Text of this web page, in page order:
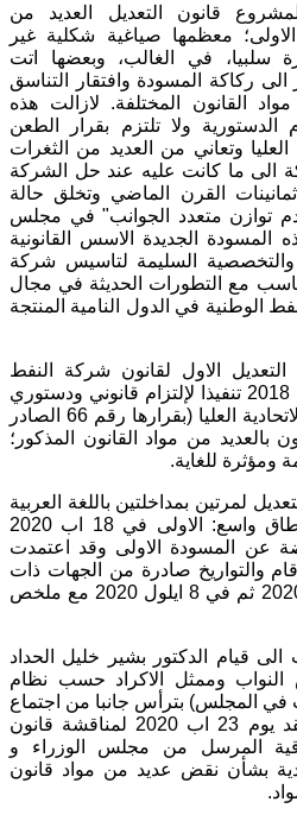
قانون التعديل العديد من
الاولى؛ معظمها صياغية شكلية غير
سلبيا، في الغالب، وبعضها اتت
ركاكة المسودة وافتقار التناسق
القانون المختلفة. لازالت هذه
الدستورية ولا تلتزم بقرار الطعن
العليا وتعاني من العديد من الثغرات
الى ما كانت عليه عند حل الشركة
القرن الماضي وتخلق حالة
توازن متعدد الجوانب" في مجلس
المسودة الجديدة الاسس القانونية
والتخصصية السليمة لتاسيس شركة
مع التطورات الحديثة في مجال
الوطنية في الدول النامية المنتجة
الاول لقانون شركة النفط
الوطنية العراقية رقم 4 لسنة 2018 تنفيذا لإلتزام قانوني ودستوري
وذلك بعد ان اقرت المحكمة الاتحادية العليا (بقرارها رقم 66 الصادر
الطعون بالعديد من مواد القانون المذكور؛
ومؤثرة للغاية.
لمرتين بمداخلتين باللغة العربية
تم نشرهما وتوزيعهما على نطاق واسع: الاولى في 18 اب 2020
عن المسودة الاولى وقد اعتمدت
والتواريخ صادرة من الجهات ذات
العلاقة ، نشرت في 7 ايلول 2020 ثم في 8 ايلول 2020 مع ملخص
قيام الدكتور بشير خليل الحداد
النواب وممثل الاكراد حسب نظام
في المجلس) بترأس جانبا من اجتماع
لجنة النفط والطاقة الذي عقد يوم 23 اب 2020 لمناقشة قانون
المرسل من مجلس الوزراء و
بشأن نقض عديد من مواد قانون